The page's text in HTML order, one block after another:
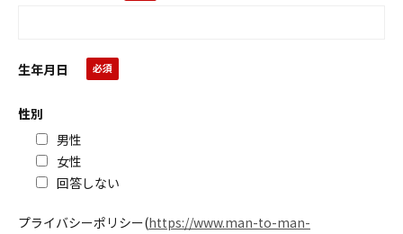
生年月日
性別
男性
女性
回答しない
プライバシーポリシー(https://www.man-to-man-